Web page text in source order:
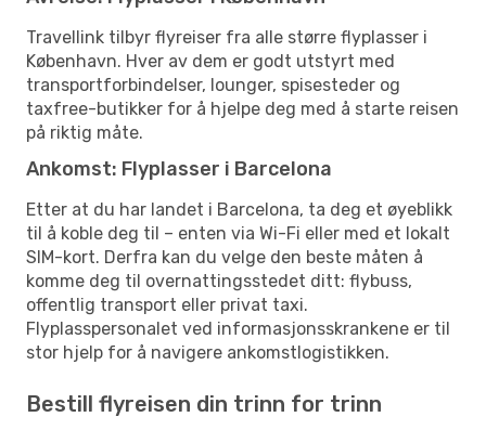
Travellink tilbyr flyreiser fra alle større flyplasser i
København. Hver av dem er godt utstyrt med
transportforbindelser, lounger, spisesteder og
taxfree-butikker for å hjelpe deg med å starte reisen
på riktig måte.
Ankomst: Flyplasser i Barcelona
Etter at du har landet i Barcelona, ta deg et øyeblikk
til å koble deg til – enten via Wi-Fi eller med et lokalt
SIM-kort. Derfra kan du velge den beste måten å
komme deg til overnattingsstedet ditt: flybuss,
offentlig transport eller privat taxi.
Flyplasspersonalet ved informasjonsskrankene er til
stor hjelp for å navigere ankomstlogistikken.
Bestill flyreisen din trinn for trinn